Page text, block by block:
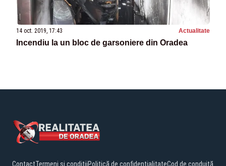
14 oct. 2019, 17:43 Actualitate
Incendiu la un bloc de garsoniere din Oradea
ContactTermeni și condițiiPolitică de confidențialitateCod de conduită